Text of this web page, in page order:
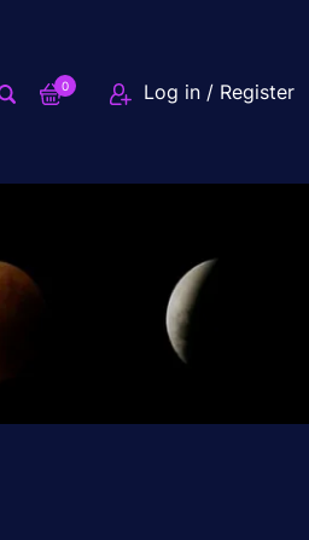
0 Log in / Register